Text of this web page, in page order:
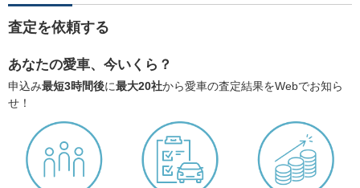
査定を依頼する
あなたの愛車、今いくら？
申込み最短3時間後に最大20社から愛車の査定結果をWebでお知ら
せ！